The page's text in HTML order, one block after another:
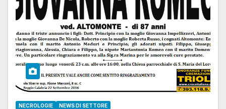
NECROLOGIE NEWS DI SETTORE